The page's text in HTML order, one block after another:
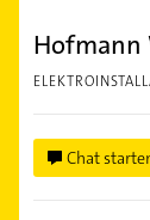
Hofmann
Chat